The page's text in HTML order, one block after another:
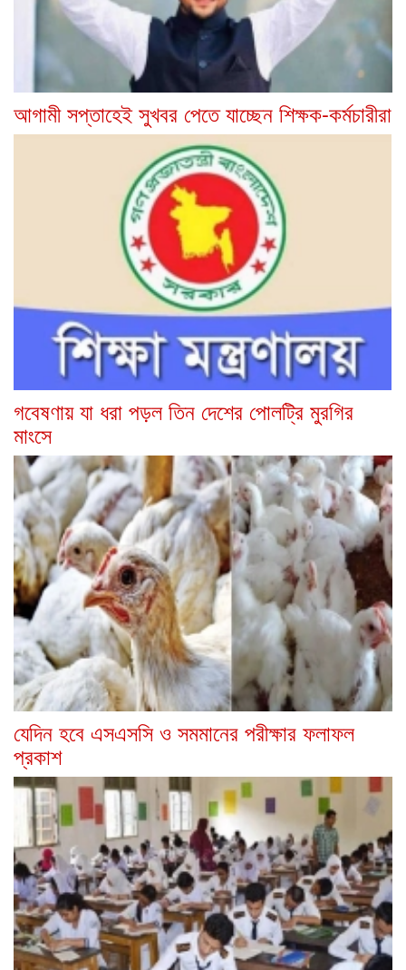
আগামী সপ্তাহেই সুখবর পেতে যাচ্ছেন শিক্ষক-কর্মচারীরা
গবেষণায় যা ধরা পড়ল তিন দেশের পোলট্রি মুরগির
মাংসে
যেদিন হবে এসএসসি ও সমমানের পরীক্ষার ফলাফল
প্রকাশ